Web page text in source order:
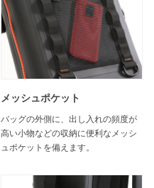
メッシュポケット
バッグの外側に、出し入れの頻度が
高い小物などの収納に便利なメッシ
ュポケットを備えます。